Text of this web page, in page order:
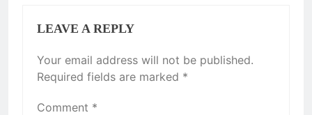
LEAVE A REPLY
Your email address will not be published.
Required fields are marked *
Comment *